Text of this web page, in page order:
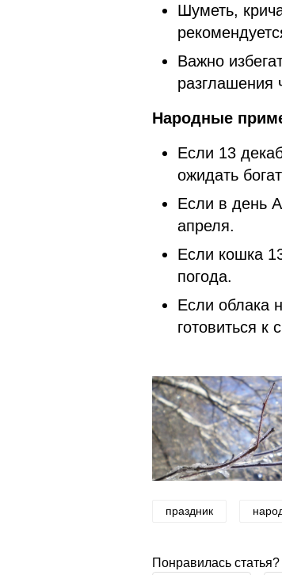
Шуметь,
Важно
разглашения
Народные
Если 13
ожидать
Если в день
апреля.
Если кошка
погода.
Если облака
готовиться
праздник
Понравилась статья?